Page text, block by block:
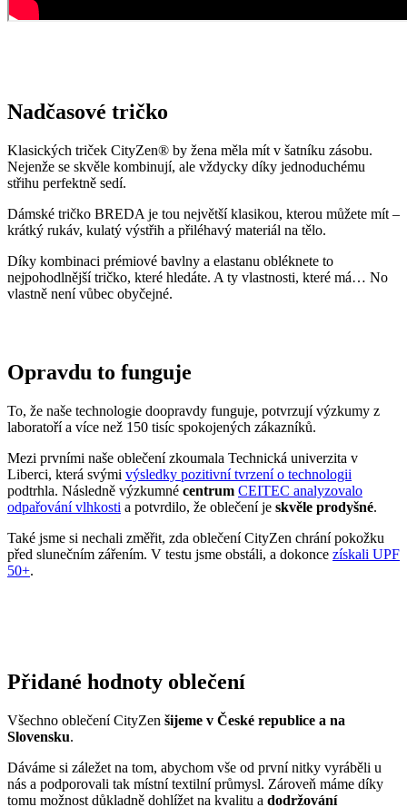
Nadčasové tričko
Klasických triček CityZen® by žena měla mít v šatníku zásobu.
Nejenže se skvěle kombinují, ale vždycky díky jednoduchému
střihu perfektně sedí.
Dámské tričko BREDA je tou největší klasikou, kterou můžete mít –
krátký rukáv, kulatý výstřih a přiléhavý materiál na tělo.
Díky kombinaci prémiové bavlny a elastanu obléknete to
nejpohodlnější tričko, které hledáte. A ty vlastnosti, které má… No
vlastně není vůbec obyčejné.
Opravdu to funguje
To, že naše technologie doopravdy funguje, potvrzují výzkumy z
laboratoří a více než 150 tisíc spokojených zákazníků.
Mezi prvními naše oblečení zkoumala Technická univerzita v
Liberci, která svými výsledky pozitivní tvrzení o technologii
podtrhla. Následně výzkumné centrum CEITEC analyzovalo
odpařování vlhkosti a potvrdilo, že oblečení je skvěle prodyšné.
Také jsme si nechali změřit, zda oblečení CityZen chrání pokožku
před slunečním zářením. V testu jsme obstáli, a dokonce získali UPF
50+.
Přidané hodnoty oblečení
Všechno oblečení CityZen šijeme v České republice a na
Slovensku.
Dáváme si záležet na tom, abychom vše od první nitky vyráběli u
nás a podporovali tak místní textilní průmysl. Zároveň máme díky
tomu možnost důkladně dohlížet na kvalitu a dodržování